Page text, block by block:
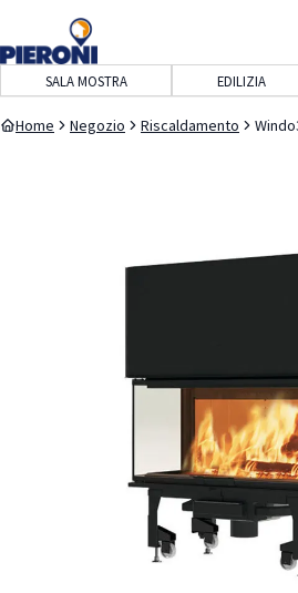
navigazione
contenuto
SALA MOSTRA EDILIZIA
Home Negozio Riscaldamento